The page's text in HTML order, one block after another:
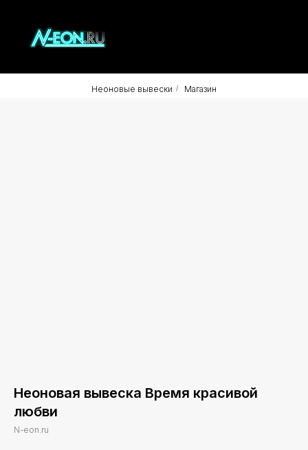
Неоновые вывески / Магазин
Неоновая вывеска Время красивой
любви
N-eon.ru